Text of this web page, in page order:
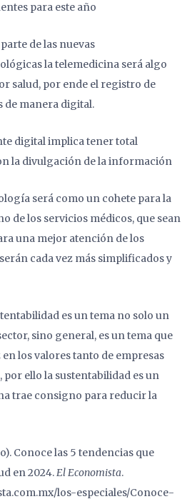
para este año
de las nuevas
la telemedicina será algo
salud, por ende el registro de
de manera digital.
digital implica tener total
la divulgación de la información
será como un cohete para la
de los servicios médicos, que sean
una mejor atención de los
cada vez más simplificados y
es un tema no solo un
sino general, es un tema que
los valores tanto de empresas
ello la sustentabilidad es un
trae consigno para reducir la
Conoce las 5 tendencias que
en 2024.El Economista.
los-especiales/Conoce-